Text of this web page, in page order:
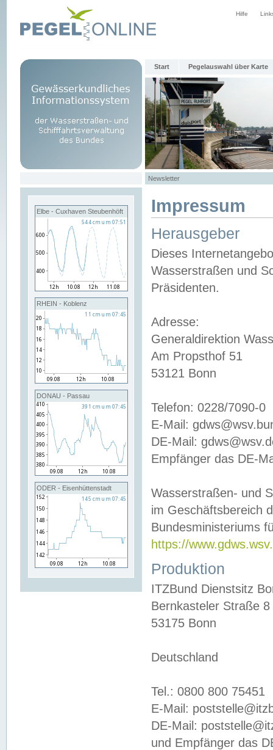
Hilfe
Start Pegelauswahl über Karte
Newsletter
Elbe - Cuxhaven Steubenhöft
RHEIN - Koblenz
DONAU - Passau
ODER - Eisenhüttenstadt
Impressum
Herausgeber
Dieses
Wasserstraßen und
Präsidenten.
Adresse:
Generaldirektion
Am Propsthof 51
53121 Bonn
Telefon: 0228/7090-0
E-Mail:
DE-Mail:
Empfänger das DE-
Wasserstraßen- und
im Geschäftsbereich
Bundesministeriums
https://
Produktion
ITZBund Dienstsitz
Bernkasteler Straße 8
53175 Bonn
Deutschland
Tel.: 0800 800 75451
E-Mail:
DE-Mail:
und Empfänger das